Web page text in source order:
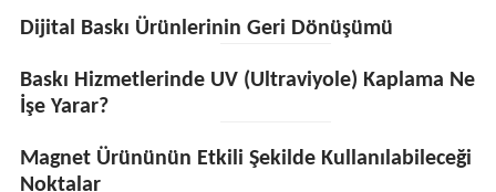
Dijital Baskı Ürünlerinin Geri Dönüşümü
Baskı Hizmetlerinde UV (Ultraviyole) Kaplama Ne
İşe Yarar?
Magnet Ürününün Etkili Şekilde Kullanılabileceği
Noktalar